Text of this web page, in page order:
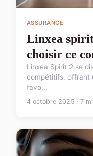
ASSURANCE
Linxea
choisir ce
Linxea Spirit 2 se
compétitifs, offrant
favo...
4 octobre 2025 · 7